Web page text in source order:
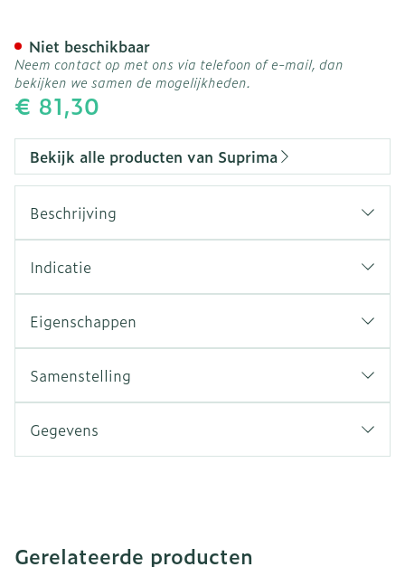
€ 81,30
Niet beschikbaar
Neem contact op met ons via telefoon of e-mail, dan
bekijken we samen de mogelijkheden.
Bekijk alle producten van Suprima
Beschrijving
Indicatie
Eigenschappen
Samenstelling
Gegevens
Gerelateerde producten